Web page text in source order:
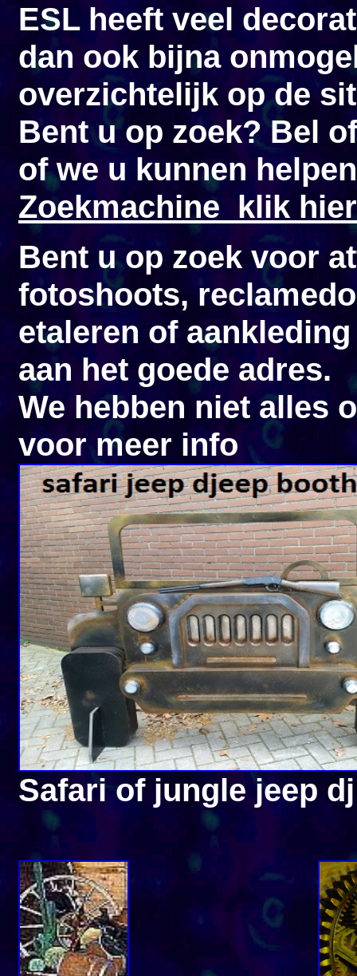
ESL heeft veel
dan ook bijna
overzichtelijk op de
Bent u op zoek? Bel
of we u kunnen helpen
Zoekmachine klik hier
Bent u op zoek voor
fotoshoots,
etaleren of
aan het goede adres.
We hebben niet alles
voor meer info
Safari of jungle jeep